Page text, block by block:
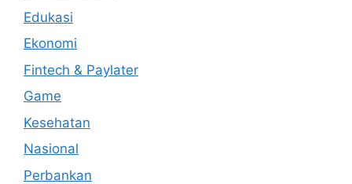
Edukasi
Ekonomi
Fintech & Paylater
Game
Kesehatan
Nasional
Perbankan